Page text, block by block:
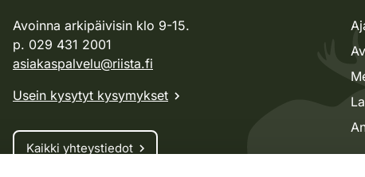
Avoinna arkipäivisin klo 9-15.
p. 029 431 2001
asiakaspalvelu@riista.fi
Usein kysytyt kysymykset
Kaikki yhteystiedot